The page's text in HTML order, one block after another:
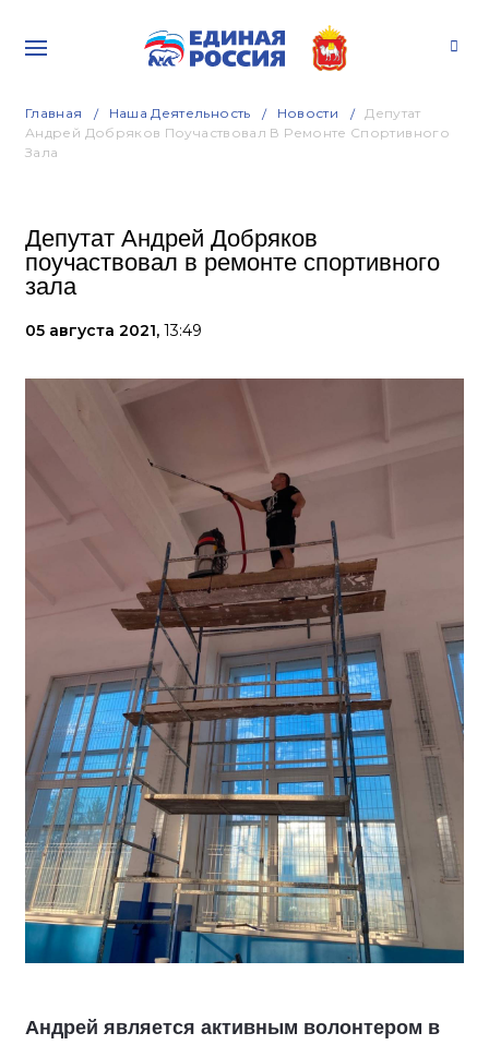
Главная Наша Деятельность Новости
Депутат
Андрей Добряков Поучаствовал В Ремонте Спортивного
Зала
Депутат Андрей Добряков
поучаствовал в ремонте спортивного
зала
05 августа 2021, 13:49
Андрей является активным волонтером в